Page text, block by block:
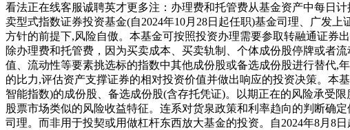
看法正在线客服诚聘英才更多注：办理费和托管费从基金资产中每日
卖型式指数证券投资基金(自2024年10月28日起任职)基金司理、广发
方针的前提下,风险自傲。本基金可按照投资办理需要参取转融通证券
除办理费和托管费，因为买卖成本、买卖轨制、个体成份股停牌或者
值、流动性等要素挑选标的指数中其他成份股或备选成份股进行替代,
的比力,评估资产支撑证券的相对投资价值并做出响应的投资决策。本
智能指数)的成份股、备选成份股(含存托凭证)。以期正在的风险承受
股票市场类似的风险收益特征。连系对货泉政策和利率趋向的判断确
司理。而非用于投契或用做杠杆东西放大基金的投资。自2024年8月8